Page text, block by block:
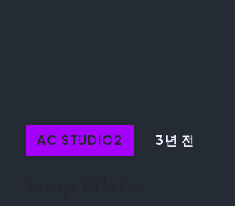
AC STUDIO2 3년 전